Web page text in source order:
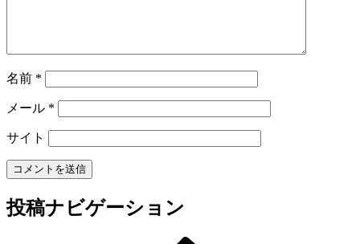
名前 *
メール *
サイト
投稿ナビゲーション